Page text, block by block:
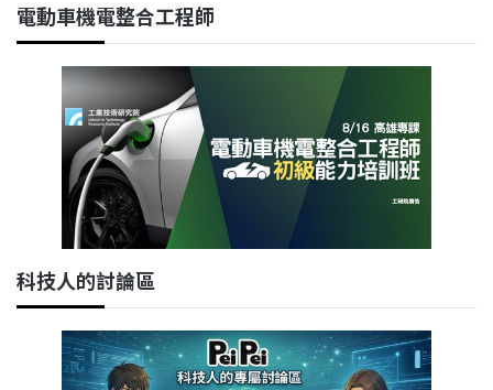
電動車機電整合工程師
科技人的討論區